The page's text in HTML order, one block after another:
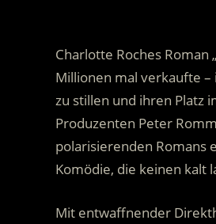
Charlotte Roches Roman
Millionen mal verkaufte
zu stillen und ihren Platz
Produzenten Peter
polarisierenden Romans
Komödie, die keinen kalt
Mit entwaffnender